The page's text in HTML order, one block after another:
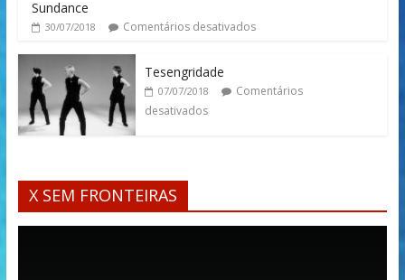
Sundance
30/07/2018 Comentários desativados
Tesengridade
07/07/2018
Comentários
desativados
X SEM FRONTEIRAS